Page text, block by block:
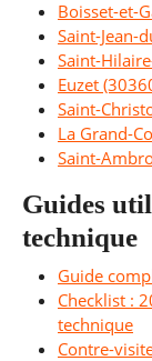
Boisset-et-
Saint-Jean-
Saint-
Euzet
Saint-
La Grand-
Saint-
Guides
technique
Guide
Checklist :
technique
Contre-